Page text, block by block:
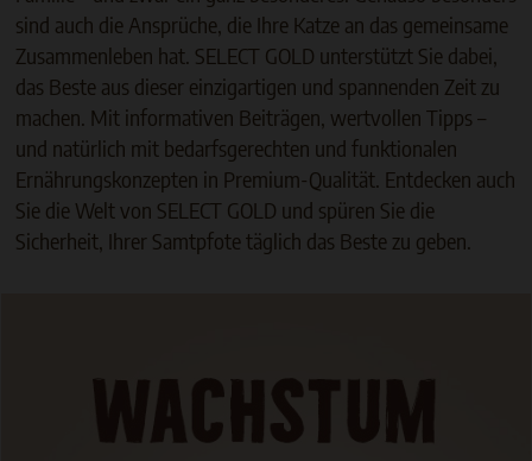
sind auch die Ansprüche, die Ihre Katze an das gemeinsame
Zusammenleben hat. SELECT GOLD unterstützt Sie dabei,
das Beste aus dieser einzigartigen und spannenden Zeit zu
machen. Mit informativen Beiträgen, wertvollen Tipps –
und natürlich mit bedarfsgerechten und funktionalen
Ernährungskonzepten in Premium-Qualität. Entdecken auch
Sie die Welt von SELECT GOLD und spüren Sie die
Sicherheit, Ihrer Samtpfote täglich das Beste zu geben.